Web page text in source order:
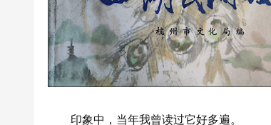
印象中，当年我曾读过它好多遍。